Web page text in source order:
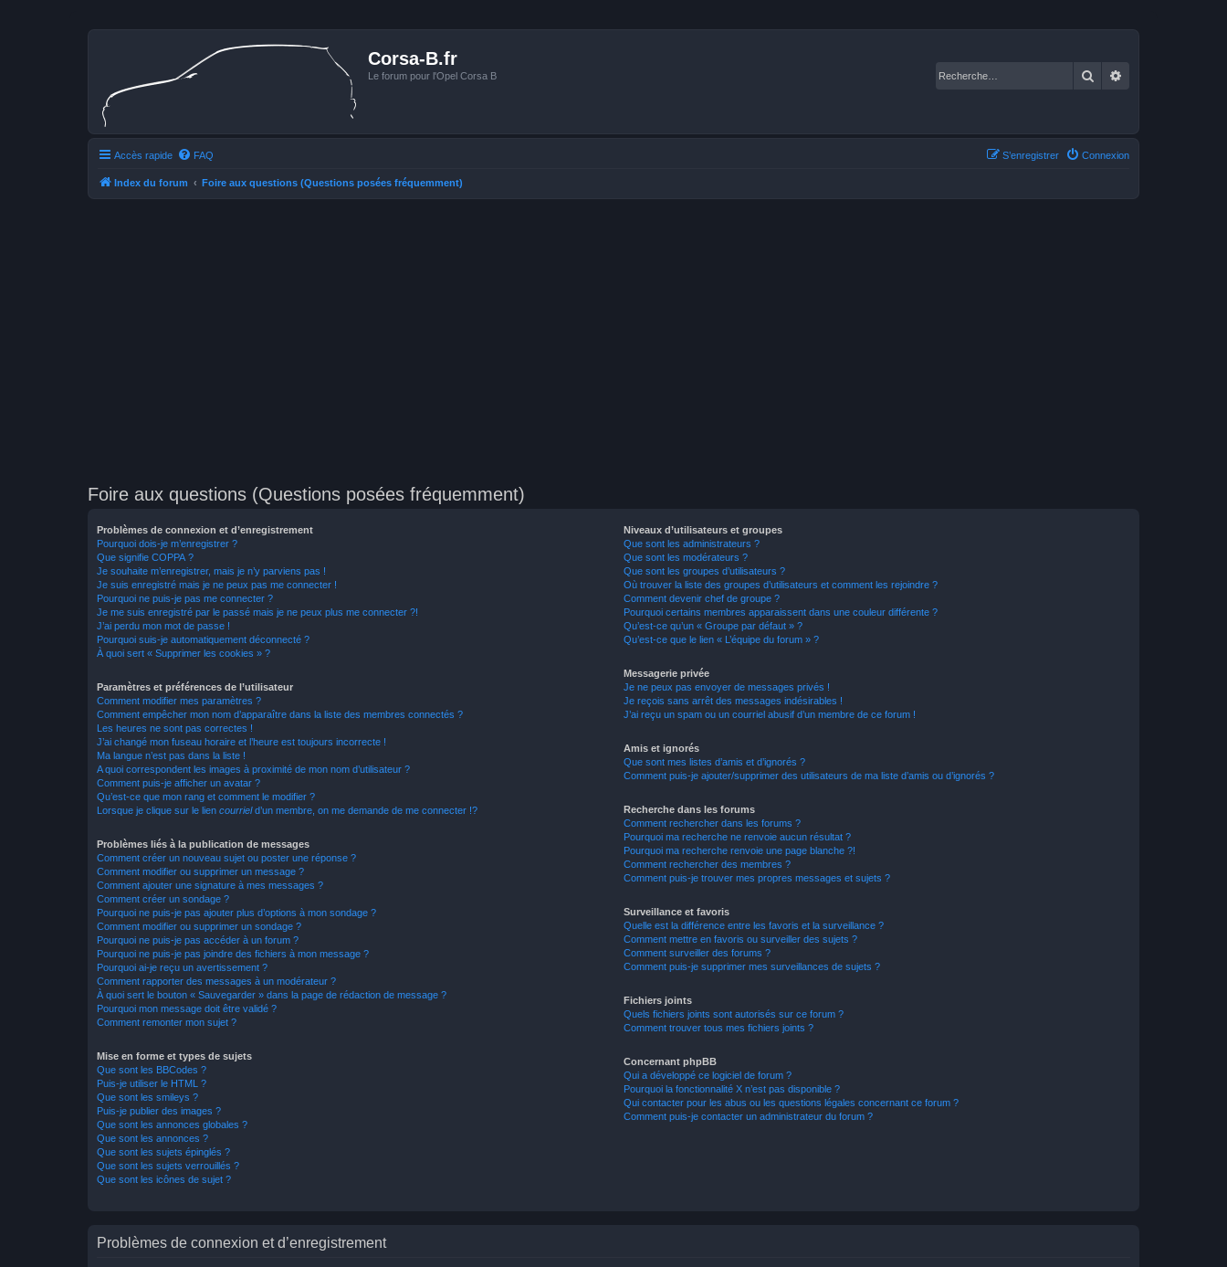
Corsa-B.fr
Le forum pour l'Opel Corsa B Rechercher
Accès rapide FAQ Connexion
S’enregistrer
Index du forum Foire aux questions (Questions posées fréquemment)
Foire aux questions (Questions posées fréquemment)
Problèmes de connexion et d’enregistrement
Pourquoi dois-je m’enregistrer ?
Que signifie COPPA ?
Je souhaite m’enregistrer, mais je n’y parviens pas !
Je suis enregistré mais je ne peux pas me connecter !
Pourquoi ne puis-je pas me connecter ?
Je me suis enregistré par le passé mais je ne peux plus me connecter ?!
J’ai perdu mon mot de passe !
Pourquoi suis-je automatiquement déconnecté ?
À quoi sert « Supprimer les cookies » ?
Paramètres et préférences de l’utilisateur
Comment modifier mes paramètres ?
Comment empêcher mon nom d’apparaître dans la liste des membres connectés ?
Les heures ne sont pas correctes !
J’ai changé mon fuseau horaire et l’heure est toujours incorrecte !
Ma langue n’est pas dans la liste !
A quoi correspondent les images à proximité de mon nom d’utilisateur ?
Comment puis-je afficher un avatar ?
Qu’est-ce que mon rang et comment le modifier ?
Lorsque je clique sur le lien courrield’un membre, on me demande de me connecter !?
Problèmes liés à la publication de messages
Comment créer un nouveau sujet ou poster une réponse ?
Comment modifier ou supprimer un message ?
Comment ajouter une signature à mes messages ?
Comment créer un sondage ?
Pourquoi ne puis-je pas ajouter plus d’options à mon sondage ?
Comment modifier ou supprimer un sondage ?
Pourquoi ne puis-je pas accéder à un forum ?
Pourquoi ne puis-je pas joindre des fichiers à mon message ?
Pourquoi ai-je reçu un avertissement ?
Comment rapporter des messages à un modérateur ?
À quoi sert le bouton « Sauvegarder » dans la page de rédaction de message ?
Pourquoi mon message doit être validé ?
Comment remonter mon sujet ?
Mise en forme et types de sujets
Que sont les BBCodes ?
Puis-je utiliser le HTML ?
Que sont les smileys ?
Puis-je publier des images ?
Que sont les annonces globales ?
Que sont les annonces ?
Que sont les sujets épinglés ?
Que sont les sujets verrouillés ?
Que sont les icônes de sujet ?
Niveaux d’utilisateurs et groupes
Que sont les administrateurs ?
Que sont les modérateurs ?
Que sont les groupes d’utilisateurs ?
Où trouver la liste des groupes d’utilisateurs et comment les rejoindre ?
Comment devenir chef de groupe ?
Pourquoi certains membres apparaissent dans une couleur différente ?
Qu’est-ce qu’un « Groupe par défaut » ?
Qu’est-ce que le lien « L’équipe du forum » ?
Messagerie privée
Je ne peux pas envoyer de messages privés !
Je reçois sans arrêt des messages indésirables !
J’ai reçu un spam ou un courriel abusif d’un membre de ce forum !
Amis et ignorés
Que sont mes listes d’amis et d’ignorés ?
Comment puis-je ajouter/supprimer des utilisateurs de ma liste d’amis ou d’ignorés ?
Recherche dans les forums
Comment rechercher dans les forums ?
Pourquoi ma recherche ne renvoie aucun résultat ?
Pourquoi ma recherche renvoie une page blanche ?!
Comment rechercher des membres ?
Comment puis-je trouver mes propres messages et sujets ?
Surveillance et favoris
Quelle est la différence entre les favoris et la surveillance ?
Comment mettre en favoris ou surveiller des sujets ?
Comment surveiller des forums ?
Comment puis-je supprimer mes surveillances de sujets ?
Fichiers joints
Quels fichiers joints sont autorisés sur ce forum ?
Comment trouver tous mes fichiers joints ?
Concernant phpBB
Qui a développé ce logiciel de forum ?
Pourquoi la fonctionnalité X n’est pas disponible ?
Qui contacter pour les abus ou les questions légales concernant ce forum ?
Comment puis-je contacter un administrateur du forum ?
Problèmes de connexion et d’enregistrement